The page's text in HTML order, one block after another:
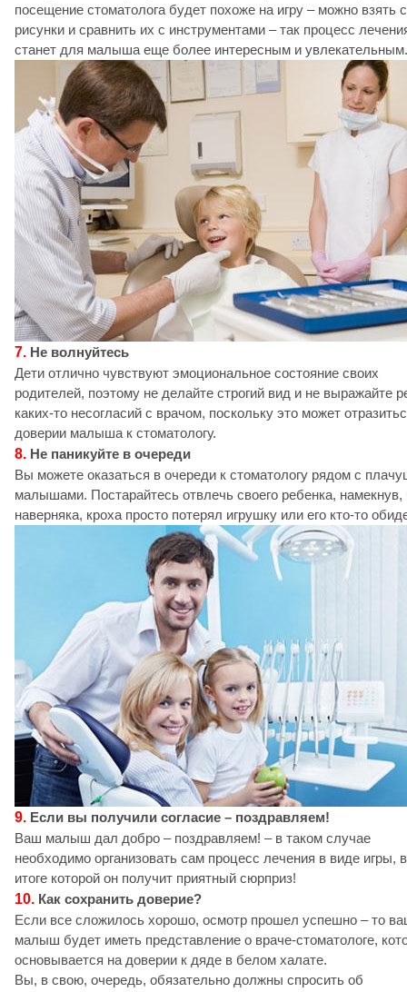
посещение стоматолога будет похоже на игру – можно взять
рисунки и сравнить их с инструментами – так процесс
станет для малыша еще более интересным и увлекательным.
7. Не волнуйтесь
Дети отлично чувствуют эмоциональное состояние своих
родителей, поэтому не делайте строгий вид и не выражайте
каких-то несогласий с врачом, поскольку это может
доверии малыша к стоматологу.
8. Не паникуйте в очереди
Вы можете оказаться в очереди к стоматологу рядом с
малышами. Постарайтесь отвлечь своего ребенка, намекнув,
наверняка, кроха просто потерял игрушку или его кто-то
9. Если вы получили согласие – поздравляем!
Ваш малыш дал добро – поздравляем! – в таком случае
необходимо организовать сам процесс лечения в виде игры, в
итоге которой он получит приятный сюрприз!
10. Как сохранить доверие?
Если все сложилось хорошо, осмотр прошел успешно – то
малыш будет иметь представление о враче-стоматологе,
основывается на доверии к дяде в белом халате.
Вы, в свою, очередь, обязательно должны спросить об